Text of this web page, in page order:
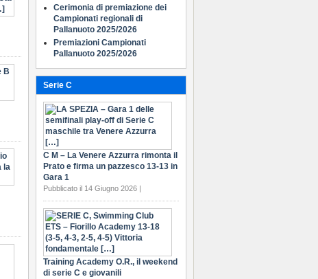
Cerimonia di premiazione dei
Campionati regionali di
Pallanuoto 2025/2026
Premiazioni Campionati
Pallanuoto 2025/2026
Serie C
C M – La Venere Azzurra rimonta il
Prato e firma un pazzesco 13-13 in
Gara 1
Pubblicato il 14 Giugno 2026 |
Training Academy O.R., il weekend
di serie C e giovanili